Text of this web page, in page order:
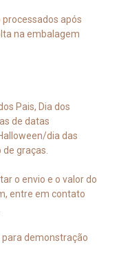
​​após
na embalagem
Pais, Dia dos
de datas
dia das
graças.
o envio e o valor do
entre em contato
para demonstração